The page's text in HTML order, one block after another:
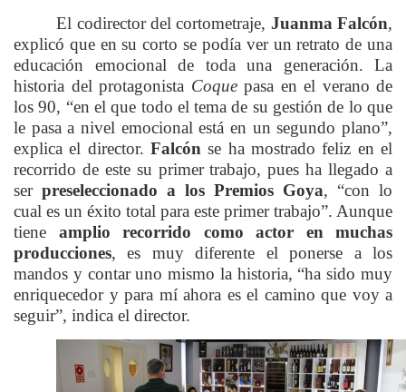
El codirector del cortometraje, Juanma Falcón,
explicó que en su corto se podía ver un retrato de una
educación emocional de toda una generación. La
historia del protagonista Coquepasa en el verano de
los 90, “en el que todo el tema de su gestión de lo que
le pasa a nivel emocional está en un segundo plano”,
explica el director. Falcón se ha mostrado feliz en el
recorrido de este su primer trabajo, pues ha llegado a
ser preseleccionado a los Premios Goya, “con lo
cual es un éxito total para este primer trabajo”. Aunque
tiene amplio recorrido como actor en muchas
producciones, es muy diferente el ponerse a los
mandos y contar uno mismo la historia, “ha sido muy
enriquecedor y para mí ahora es el camino que voy a
seguir”, indica el director.